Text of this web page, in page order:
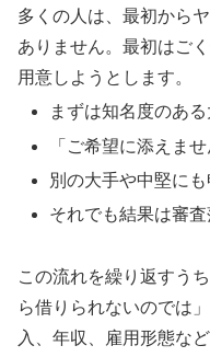
多くの人は、最初から
ありません。最初はご
用意しようとします。
まずは知名度のあ
「ご希望に添えま
別の大手や中堅に
それでも結果は審査
この流れを繰り返すう
ら借りられないのでは
入、年収、雇用形態な